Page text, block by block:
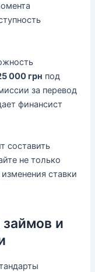
000 грн под
за перевод
финансист
составить
не только
ставки
и